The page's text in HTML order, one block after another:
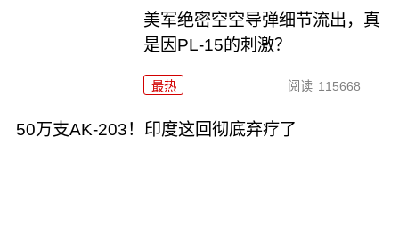
美军绝密空空导弹细节流出，真
是因PL-15的刺激？
最热 阅读 115668
50万支AK-203！印度这回彻底弃疗了